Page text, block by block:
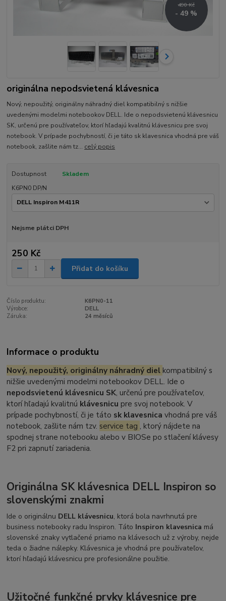
490 Kč
- 49 %
originálna nepodsvietená klávesnica
Nový, nepoužitý, originálny náhradný diel kompatibilný s nižšie
uvedenými modelmi notebookov DELL. Ide o nepodsvietenú klávesnicu
SK, určenú pre používateľov, ktorí hľadajú kvalitnú klávesnicu pre svoj
notebook. V prípade pochybností, či je táto sk klavesnica vhodná pre váš
notebook, zašlite nám tz... celý popis
Dostupnost
Skladem
K6PN0 DP/N
Nejsme plátci DPH
250 Kč
Přidat do košíku
Číslo produktu:
K6PN0-11
Výrobce:
DELL
Záruka:
24 měsíců
Informace o produktu
Nový, nepoužitý, originálny náhradný diel kompatibilný s
nižšie uvedenými modelmi notebookov DELL. Ide o
nepodsvietenú klávesnicu SK, určenú pre používateľov,
ktorí hľadajú kvalitnú klávesnicu pre svoj notebook. V
prípade pochybností, či je táto sk klavesnica vhodná pre váš
notebook, zašlite nám tzv. service tag , ktorý nájdete na
spodnej strane notebooku alebo v BIOSe po stlačení klávesy
F2 pri zapnutí zariadenia.
Originálna SK klávesnica DELL Inspiron so
slovenskými znakmi
Ide o originálnu DELL klávesnicu, ktorá bola navrhnutá pre
business notebooky radu Inspiron. Táto Inspiron klavesnica má
slovenské znaky vytlačené priamo na klávesoch už z výroby, nejde
teda o žiadne nálepky. Klávesnica je vhodná pre používateľov,
ktorí hľadajú klávesnicu pre profesionálne použitie.
Užitočné funkčné prvky klávesnice pre